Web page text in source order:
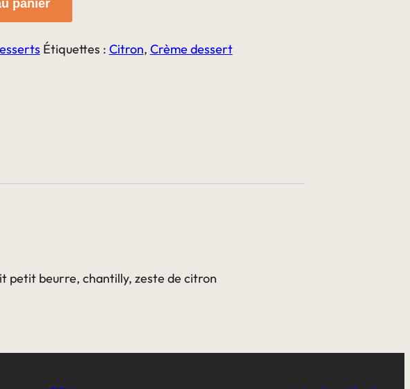
panier
Étiquettes : Citron, Crème dessert
petit beurre, chantilly, zeste de citron